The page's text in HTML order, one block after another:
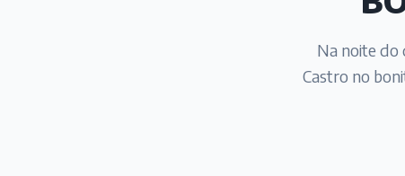
Na noite do
Castro no